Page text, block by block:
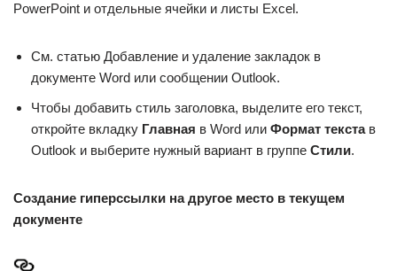
PowerPoint и отдельные ячейки и листы Excel.
См. статью Добавление и удаление закладок в
документе Word или сообщении Outlook.
Чтобы добавить стиль заголовка, выделите его текст,
откройте вкладку Главная в Word или Формат текстав
Outlook и выберите нужный вариант в группе Стили.
Создание гиперссылки на другое место в текущем
документе